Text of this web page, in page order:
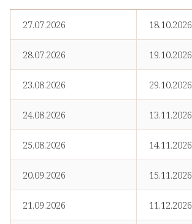
27.07.2026 18.10.2026
28.07.2026 19.10.2026
23.08.2026 29.10.2026
24.08.2026 13.11.2026
25.08.2026 14.11.2026
20.09.2026 15.11.2026
21.09.2026 11.12.2026